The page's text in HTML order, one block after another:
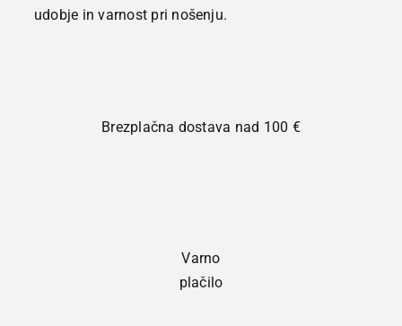
udobje in varnost pri nošenju.
Brezplačna dostava nad 100 €
Varno
plačilo